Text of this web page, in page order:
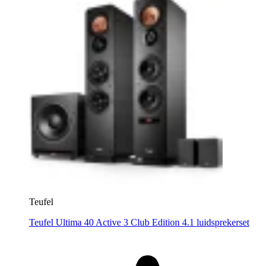
Teufel
Teufel Ultima 40 Active 3 Club Edition 4.1 luidsprekerset